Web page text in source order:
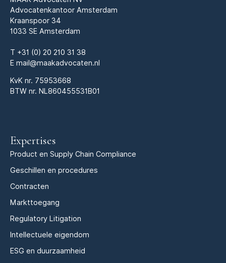
Advocatenkantoor Amsterdam
Kraanspoor 34
1033 SE Amsterdam
T +31 (0) 20 210 31 38
E mail@maakadvocaten.nl
KvK nr. 75953668
BTW nr. NL860455531B01
Expertises
Product en Supply Chain Compliance
Geschillen en procedures
Contracten
Markttoegang
Regulatory Litigation
Intellectuele eigendom
ESG en duurzaamheid